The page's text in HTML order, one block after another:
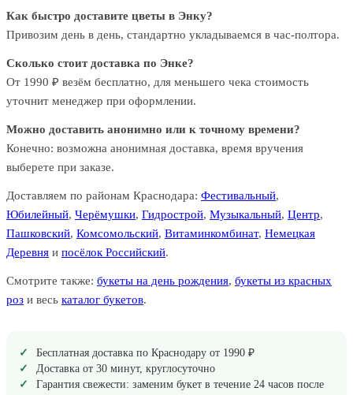
Как быстро доставите цветы в Энку?
Привозим день в день, стандартно укладываемся в час-полтора.
Сколько стоит доставка по Энке?
От 1990 ₽ везём бесплатно, для меньшего чека стоимость
уточнит менеджер при оформлении.
Можно доставить анонимно или к точному времени?
Конечно: возможна анонимная доставка, время вручения
выберете при заказе.
Доставляем по районам Краснодара: Фестивальный,
Юбилейный, Черёмушки, Гидрострой, Музыкальный, Центр,
Пашковский, Комсомольский, Витаминкомбинат, Немецкая
Деревня и посёлок Российский.
Смотрите также: букеты на день рождения, букеты из красных
роз и весь каталог букетов.
Бесплатная доставка по Краснодару от 1990 ₽
Доставка от 30 минут, круглосуточно
Гарантия свежести: заменим букет в течение 24 часов после